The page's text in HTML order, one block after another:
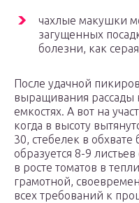
чахлые макушки
загущенных
болезни, как
После удачной
выращивания рассады
емкостях. А вот на
когда в высоту
30, стебелек в
образуется 8-9
в росте томатов в
грамотной,
всех требований к